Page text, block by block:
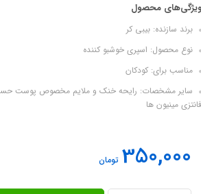
محصول
برند سازنده: بیبی کر
نوع محصول: اسپری خوشبو کننده
مناسب برای: کودکان
سایر مشخصات: رایحه خنک و ملایم مخصوص پوست حساس
فانتزی مینیون ها
350,000 تومان